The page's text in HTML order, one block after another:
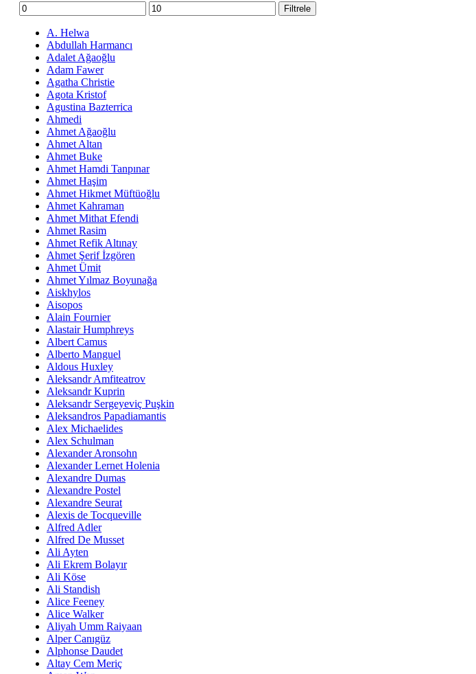
En
düşük
fiyat
En
yüksek
Filtrele
A. Helwa
Abdullah Harmancı
Adalet Ağaoğlu
Adam Fawer
Agatha Christie
Agota Kristof
Agustina Bazterrica
Ahmedi
Ahmet Ağaoğlu
Ahmet Altan
Ahmet Buke
Ahmet Hamdi Tanpınar
Ahmet Haşim
Ahmet Hikmet Müftüoğlu
Ahmet Kahraman
Ahmet Mithat Efendi
Ahmet Rasim
Ahmet Refik Altınay
Ahmet Şerif İzgören
Ahmet Ümit
Ahmet Yılmaz Boyunağa
Aiskhylos
Aisopos
Alain Fournier
Alastair Humphreys
Albert Camus
Alberto Manguel
Aldous Huxley
Aleksandr Amfiteatrov
Aleksandr Kuprin
Aleksandr Sergeyeviç Puşkin
Aleksandros Papadiamantis
Alex Michaelides
Alex Schulman
Alexander Aronsohn
Alexander Lernet Holenia
Alexandre Dumas
Alexandre Postel
Alexandre Seurat
Alexis de Tocqueville
Alfred Adler
Alfred De Musset
Ali Ayten
Ali Ekrem Bolayır
Ali Köse
Ali Standish
Alice Feeney
Alice Walker
Aliyah Umm Raiyaan
Alper Canıgüz
Alphonse Daudet
Altay Cem Meriç